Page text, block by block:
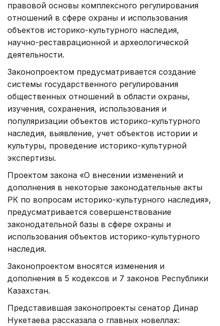
правовой основы комплексного регулирования
отношений в сфере охраны и использования
объектов историко-культурного наследия,
научно-реставрационной и археологической
деятельности.
Законопроектом предусматривается создание
системы государственного регулирования
общественных отношений в области охраны,
изучения, сохранения, использования и
популяризации объектов историко-культурного
наследия, выявление, учет объектов истории и
культуры, проведение историко-культурной
экспертизы.
Проектом закона «О внесении изменений и
дополнения в некоторые законодательные акты
РК по вопросам историко-культурного наследия»,
предусматривается совершенствование
законодательной базы в сфере охраны и
использования объектов истоpико-культуpного
наследия.
Законопроектом вносятся изменения и
дополнения в 5 кодексов и 7 законов Республики
Казахстан.
Представившая законопроекты сенатор Динар
Нукетаева рассказала о главных новеллах: